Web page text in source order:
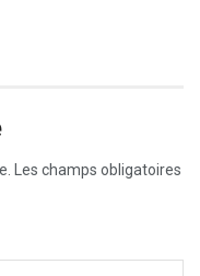
Les champs obligatoires